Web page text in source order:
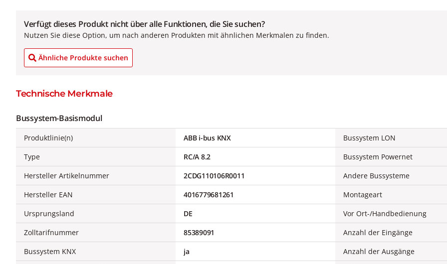
Verfügt dieses Produkt nicht über alle Funktionen, die Sie suchen?
Nutzen Sie diese Option, um nach anderen Produkten mit ähnlichen Merkmalen zu finden.
Ähnliche Produkte suchen
Technische Merkmale
Bussystem-Basismodul
Produktlinie(n)
ABB i-bus KNX
Type
RC/A 8.2
Hersteller Artikelnummer
2CDG110106R0011
Hersteller EAN
4016779681261
Ursprungsland
DE
Zolltarifnummer
85389091
Bussystem KNX
ja
Bussystem LON
Bussystem Powernet
Andere Bussysteme
Montageart
Vor Ort-/Handbedienung
Anzahl der Eingänge
Anzahl der Ausgänge